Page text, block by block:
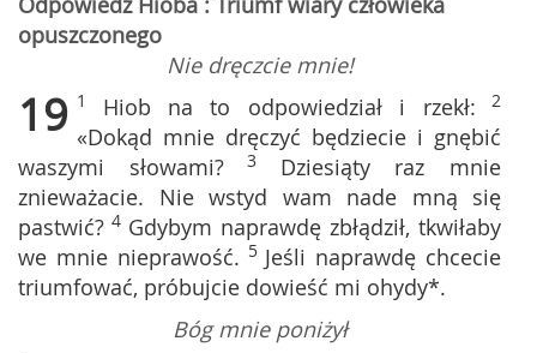
opuszczonego
Nie dręczcie mnie!
19 1 Hiob na to odpowiedział i rzekł: 2
«Dokąd mnie dręczyć będziecie i gnębić
waszymi słowami?3 Dziesiąty raz mnie
znieważacie. Nie wstyd wam nade mną się
pastwić? 4 Gdybym naprawdę zbłądził, tkwiłaby
we mnie nieprawość. 5 Jeśli naprawdę chcecie
triumfować, próbujcie dowieść mi ohydy*.
Bóg mnie poniżył